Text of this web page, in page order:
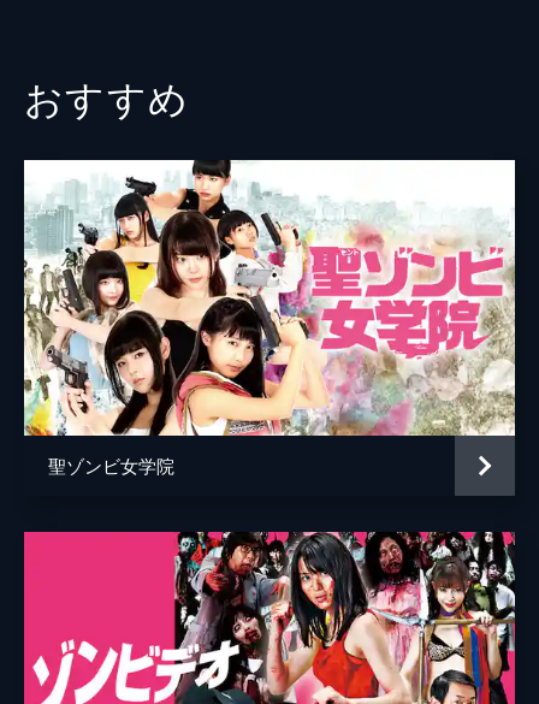
監督 西村喜廣
脚本 西村喜廣
音楽 中川孝
製作 杉原晃史
おすすめ
聖ゾンビ女学院